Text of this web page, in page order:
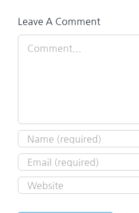
Leave A Comment